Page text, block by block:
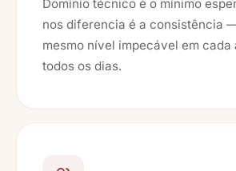
Domínio técnico é o mínimo
nos diferencia é a consistência
mesmo nível impecável em cada
todos os dias.